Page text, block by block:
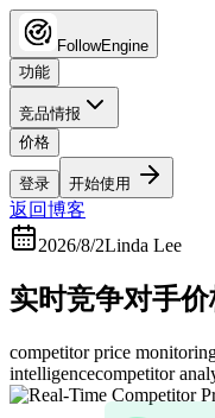
FollowEngine
功能
竞品情报
价格
登录 开始使用
返回博客
2026/8/2Linda Lee
实时竞争对手
competitor price
intelligencecompetitor